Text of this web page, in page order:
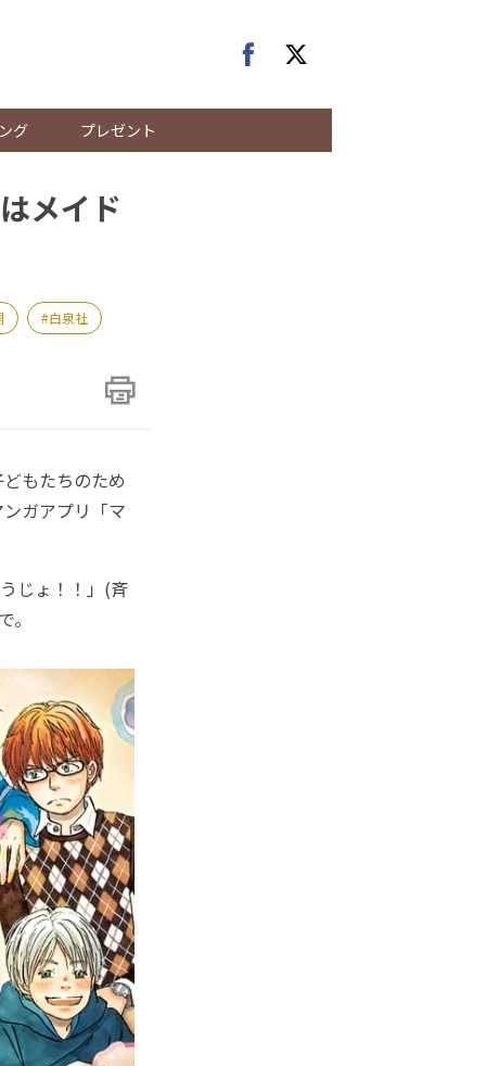
グ プレゼント
メイド
白泉社
もたちのため
ガアプリ「マ
じょ！！」(斉